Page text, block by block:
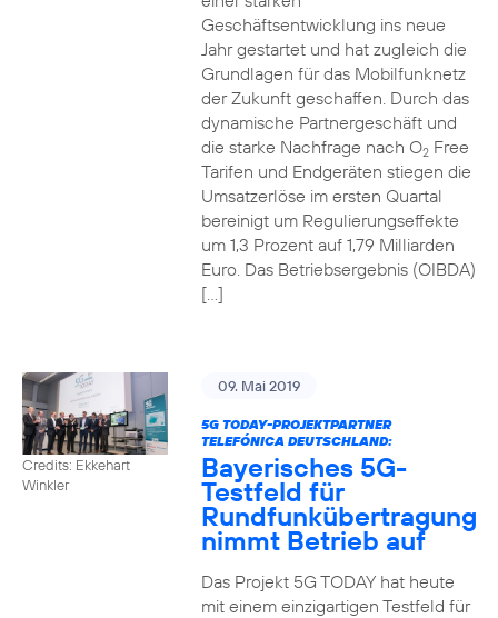
Geschäftsentwicklung ins neue
Jahr gestartet und hat zugleich die
Grundlagen für das Mobilfunknetz
der Zukunft geschaffen. Durch das
dynamische Partnergeschäft und
die starke Nachfrage nach O2Free
Tarifen und Endgeräten stiegen die
Umsatzerlöse im ersten Quartal
bereinigt um Regulierungseffekte
um 1,3 Prozent auf 1,79 Milliarden
Euro. Das Betriebsergebnis (OIBDA)
[…]
Credits: Ekkehart
Winkler
09. Mai 2019
5G TODAY-PROJEKTPARTNER
TELEFÓNICA DEUTSCHLAND:
Bayerisches 5G-
Testfeld für
Rundfunkübertragung
nimmt Betrieb auf
Das Projekt 5G TODAY hat heute
mit einem einzigartigen Testfeld für